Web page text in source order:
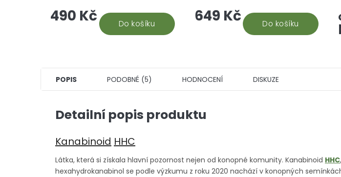
490 Kč Do košíku
organicky ochucený doplněk
stravy vám nejen zachutná, ale i...
649 Kč Do košíku
stravy, který vám efektivně
pomůže. Snadná aplikace a...
POPIS PODOBNÉ (5) HODNOCENÍ DISKUZE
Detailní popis produktu
Kanabinoid HHC
Látka, která si získala hlavní pozornost nejen od konopné komunity. Kanabinoid HHC
hexahydrokanabinol se podle výzkumu z roku 2020 nachází v konopných